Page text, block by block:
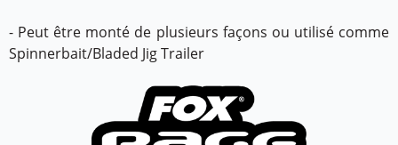
- Peut être monté de plusieurs façons ou utilisé comme
Spinnerbait/Bladed Jig Trailer